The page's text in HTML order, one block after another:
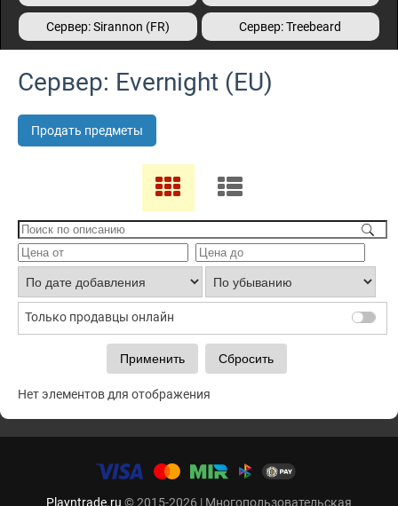
Сервер: Sirannon (FR) Сервер: Treebeard
Сервер: Evernight (EU)
Продать предметы
Только продавцы онлайн
Нет элементов для отображения
Playntrade.ru © 2015-2026 | Многопользовательская